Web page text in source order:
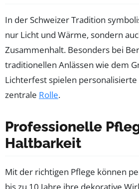
In der Schweizer Tradition
nur Licht und Wärme, sondern
Zusammenhalt. Besonders bei
traditionellen Anlässen wie dem
Lichterfest spielen personalisierte
zentrale Rolle.
Professionelle
Haltbarkeit
Mit der richtigen Pflege können
bis zu 10 Jahre ihre dekorative